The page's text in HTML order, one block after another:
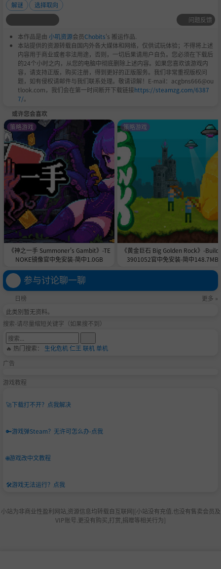
解谜
选择取向
问题反馈
本作品是由 小叽资源会员Chobits's 搬运作品.
本站提供的资源转载自国内外各大媒体和网络，仅供试玩体验；不得将上述
内容用于商业或者非法用途，否则，一切后果请用户自负。您必须在下载后
的24个小时之内，从您的电脑中彻底删除上述内容。如果您喜欢该游戏内
容，请支持正版，购买注册，得到更好的正版服务。我们非常重视版权问
题，如有侵权请邮件与我们联系处理。敬请谅解！E-mail：acgbns666@ou
tlook.com，我们会在第一时间断开下载链接https://steamzg.com/6387
7/。
或许您会喜欢
《神之一手 Summoner's Gambit》-TE
NOKE镜像官中免安装-简中1.0GB
策略游戏
《黄金巨石 Big Golden Rock》-Build
3901052官中免安装-简中148.7MB
策略游戏
参与讨论聊一聊
日榜
更多 »
此类别暂无资料。
搜索-请尽量缩短关键字（如果搜不到）
🔥 热门搜索： 生化危机仁王联机单机
广告
游戏教程
🚀下载打不开？点我解决
🔑游戏弹Steam？无许可怎么办-点我
🌐游戏改中文教程
🛠️游戏无法运行？点我
小站为非商业性盈利网站,资源信息均转载自互联网|[小站没有充值.也没有售卖会员及
VIP账号.更没有购买,打赏,捐赠等相关行为]